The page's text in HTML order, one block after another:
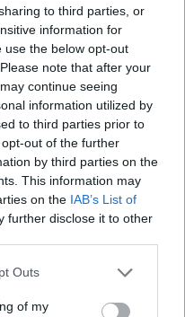
to third parties, or
information for
use the below opt-out
note that after your
continue seeing
information utilized by
to third parties prior to
out of the further
by third parties on the
This information may
on the IAB’s List of
further disclose it to other
one or more Google
You may click to
Outs
of my
της Αθήνας
Το Mοντέλο που
επετειακό τριήμερο των